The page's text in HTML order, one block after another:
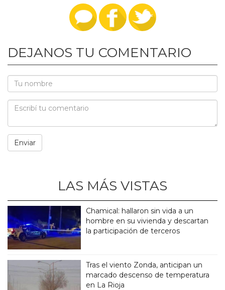
DEJANOS TU COMENTARIO
LAS MÁS VISTAS
Chamical: hallaron sin vida a un
hombre en su vivienda y descartan
la participación de terceros
Tras el viento Zonda, anticipan un
marcado descenso de temperatura
en La Rioja